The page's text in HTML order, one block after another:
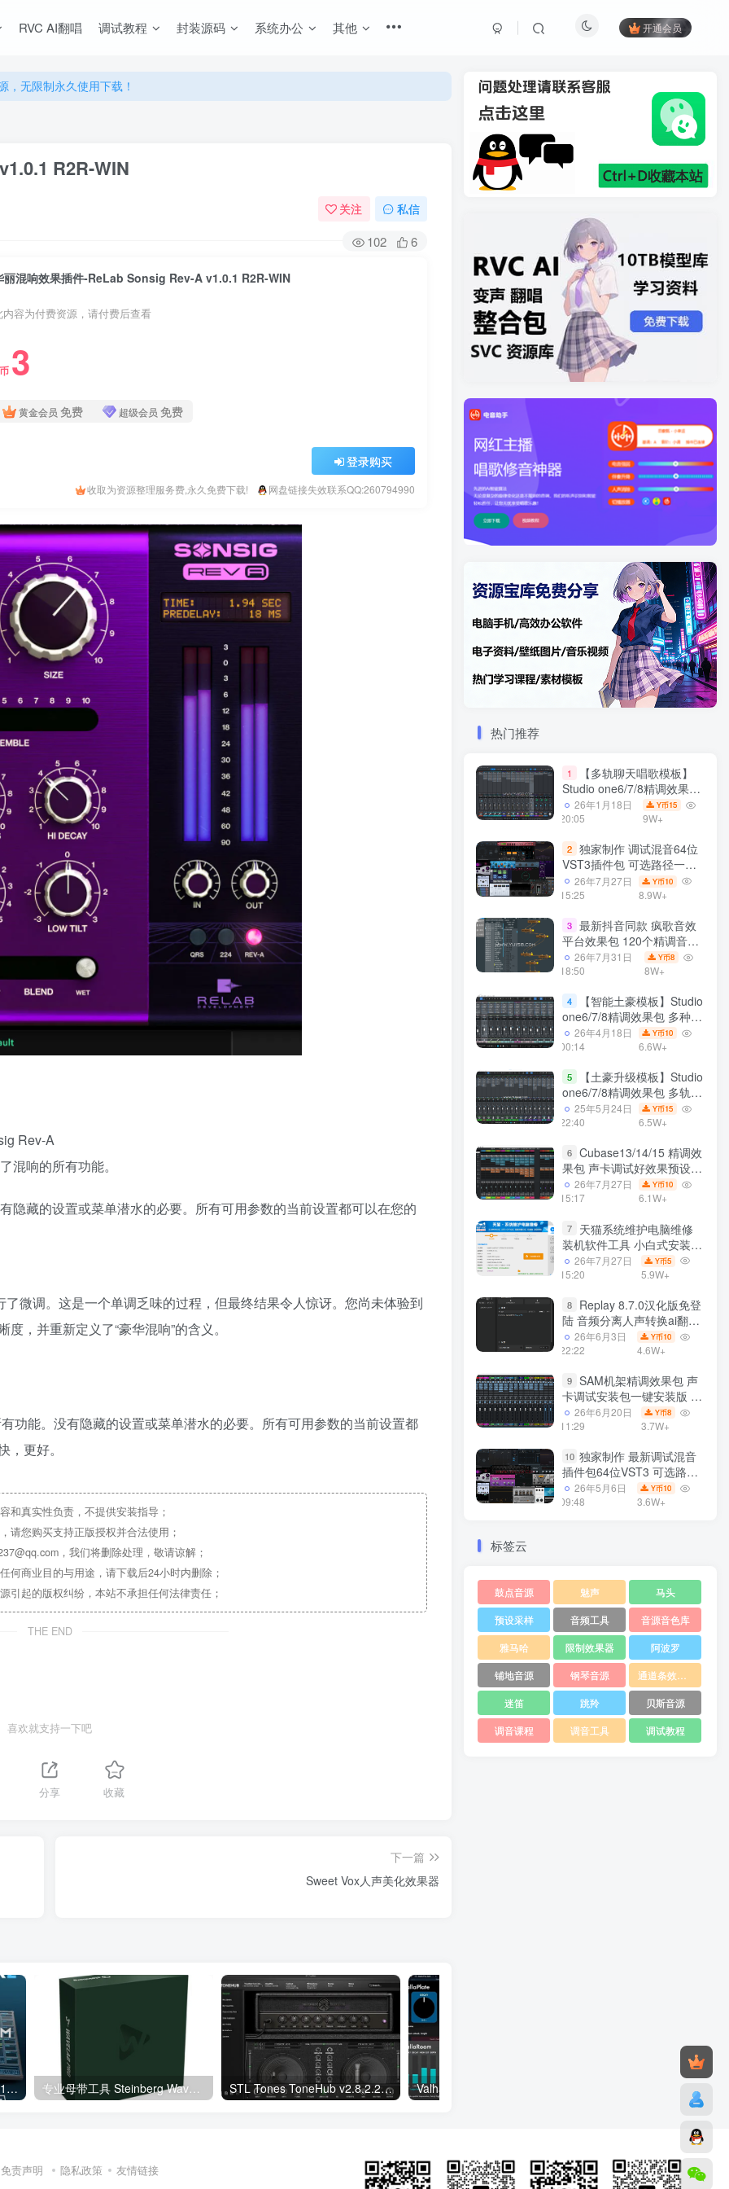
RVC AI翻唱 调试教程 封装源码 系统办公 其他 开通会员
，无限制永久使用下载！
无限制永久使用下载！
R2R-WIN
关注 私信
102 6
丽混响效果插件-ReLab Sonsig Rev-A v1.0.1 R2R-WIN
内容为付费资源，请付费后查看
3
黄金会员 免费 超级会员 免费
登录购买
收取为资源整理服务费,永久免费下载! 网盘链接失效联系QQ:260794990
Rev-A
混响的所有功能。
隐藏的设置或菜单潜水的必要。所有可用参数的当前设置都可以在您的
微调。这是一个单调乏味的过程，但最终结果令人惊讶。您尚未体验到
，并重新定义了“豪华混响”的含义。
功能。没有隐藏的设置或菜单潜水的必要。所有可用参数的当前设置都
更好。
和真实性负责，不提供安装指导；
请您购买支持正版授权并合法使用；
，我们将删除处理，敬请谅解；
商业目的与用途，请下载后24小时内删除；
起的版权纠纷，本站不承担任何法律责任；
THE END
喜欢就支持一下吧
分享 收藏
下一篇
Sweet Vox人声美化效果器
Arturia Mix DRUMS v1.0.0.6186 MacOS 专业母带工具 Steinberg WaveLab 11 Pro v11.1.20 WIN STL Tones ToneHub v2.8.2.2607 Incl Patched and Keygen-R2R WiN iZotope FXEQ
热门推荐
1
【多轨聊天唱歌模板】
Studio one6/7/8精调效果包
多种效果模式 声卡调试好直
播预设模板
26年1月18日
20:05
Y币15
9W+
2 独家制作 调试混音64位
VST3插件包 可选路径一键
安装600个效果器合集v2.0
WiN 支持定制
26年7月27日
15:25
Y币10
8.9W+
3 最新抖音同款 疯歌音效
平台效果包 120个精调音效
包+软件自带170个音效
+600个插件 带安装教程全
26年7月31日
18:50
Y币8
8W+
4
【智能土豪模板】Studio
one6/7/8精调效果包 多种效
果模式可选 声卡调试好预设
模板 带插件全套文件
26年4月18日
00:14
Y币10
6.6W+
5
【土豪升级模板】Studio
one6/7/8精调效果包 多轨道
效果模式可选 声卡调试好预
设模板 带插件全套文件
25年5月24日
22:40
Y币15
6.5W+
6 Cubase13/14/15 精调效
果包 声卡调试好效果预设工
程模板 带插件全套文件
26年7月27日
15:17
Y币10
6.1W+
7
天猫系统维护电脑维修
装机软件工具 小白式安装
完全一键安装系统 电脑系统
装机软件 一键重装系统
26年7月27日
15:20
Y币5
5.9W+
8
Replay 8.7.0汉化版免登
陆 音频分离人声转换ai翻唱
支持50系显卡 一键安装
WiN
26年6月3日
22:22
Y币10
4.6W+
9 SAM机架精调效果包 声
卡调试安装包一键安装版 带
插件包预设效果文件
26年6月20日
11:29
Y币8
3.7W+
10 独家制作 最新调试混音
插件包64位VST3 可选路径
一键安装550个效果器合集
v3.0 WiN 支持定制
26年5月6日
09:48
Y币10
3.6W+
标签云
鼓点音源 魅声
马头
预设采样
音频工具
音源音色库
雅马哈
限制效果器
阿波罗
铺地音源
钢琴音源
通道条效果器
迷笛
跳羚
贝斯音源
调音课程
调音工具 调试教程
免责声明 隐私政策 友情链接